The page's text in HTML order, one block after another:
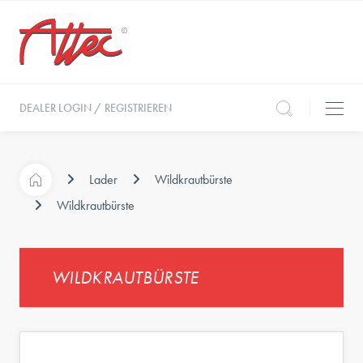
DEALER LOGIN / REGISTRIEREN
Lader
Wildkrautbürste
Wildkrautbürste
WILDKRAUTBÜRSTE